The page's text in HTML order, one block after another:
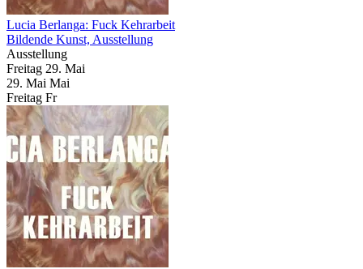
Lucia Berlanga: Fuck Kehrarbeit
Bildende Kunst, Ausstellung
Ausstellung
Freitag 29. Mai
29. Mai Mai
Freitag Fr